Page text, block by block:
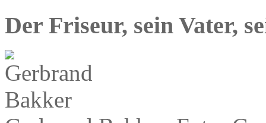
Der Friseur, sein Vater,